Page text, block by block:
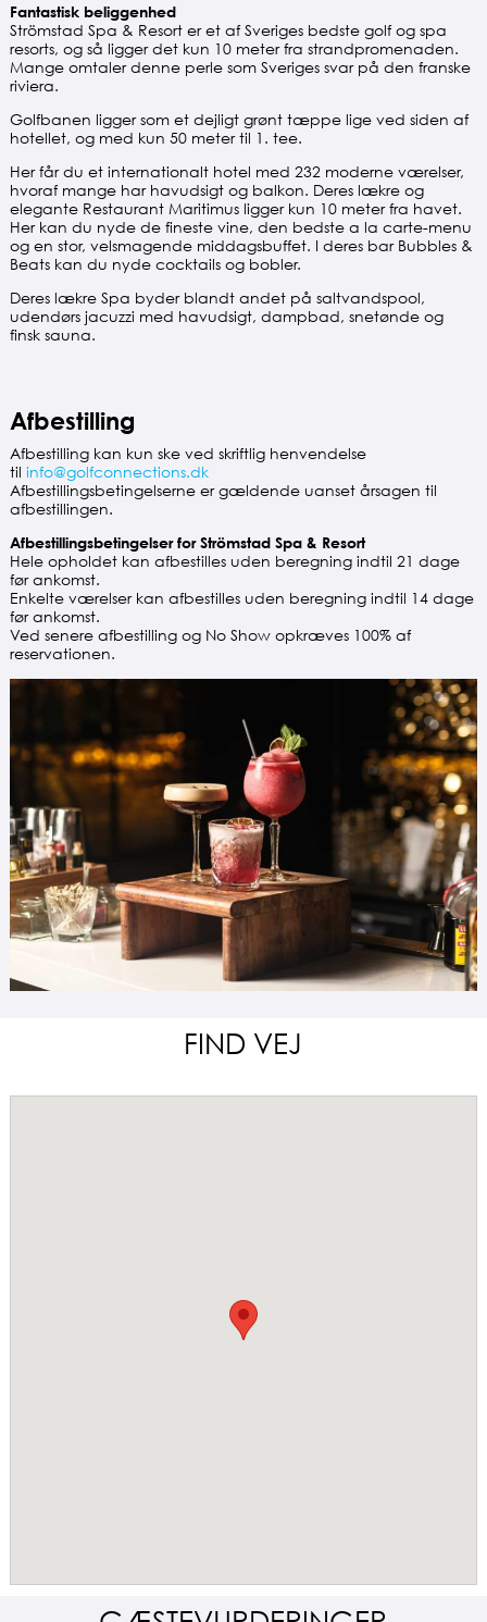
Fantastisk beliggenhed
Strömstad Spa & Resort er et af Sveriges bedste golf og spa
resorts, og så ligger det kun 10 meter fra strandpromenaden.
Mange omtaler denne perle som Sveriges svar på den franske
riviera.
Golfbanen ligger som et dejligt grønt tæppe lige ved siden af
hotellet, og med kun 50 meter til 1. tee.
Her får du et internationalt hotel med 232 moderne værelser,
hvoraf mange har havudsigt og balkon. Deres lækre og
elegante Restaurant Maritimus ligger kun 10 meter fra havet.
Her kan du nyde de fineste vine, den bedste a la carte-menu
og en stor, velsmagende middagsbuffet. I deres bar Bubbles &
Beats kan du nyde cocktails og bobler.
Deres lækre Spa byder blandt andet på saltvandspool,
udendørs jacuzzi med havudsigt, dampbad, snetønde og
finsk sauna.
Afbestilling
Afbestilling kan kun ske ved skriftlig henvendelse
til info@golfconnections.dk
Afbestillingsbetingelserne er gældende uanset årsagen til
afbestillingen.
Afbestillingsbetingelser for Strömstad Spa & Resort
Hele opholdet kan afbestilles uden beregning indtil 21 dage
før ankomst.
Enkelte værelser kan afbestilles uden beregning indtil 14 dage
før ankomst.
Ved senere afbestilling og No Show opkræves 100% af
reservationen.
FIND VEJ